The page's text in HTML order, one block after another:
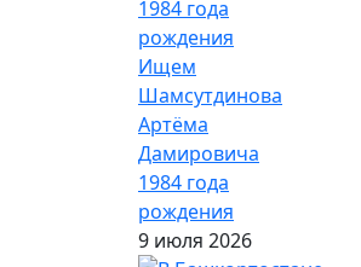
Ищем
Шамсутдинова
Артёма
Дамировича
1984 года
рождения
9 июля 2026